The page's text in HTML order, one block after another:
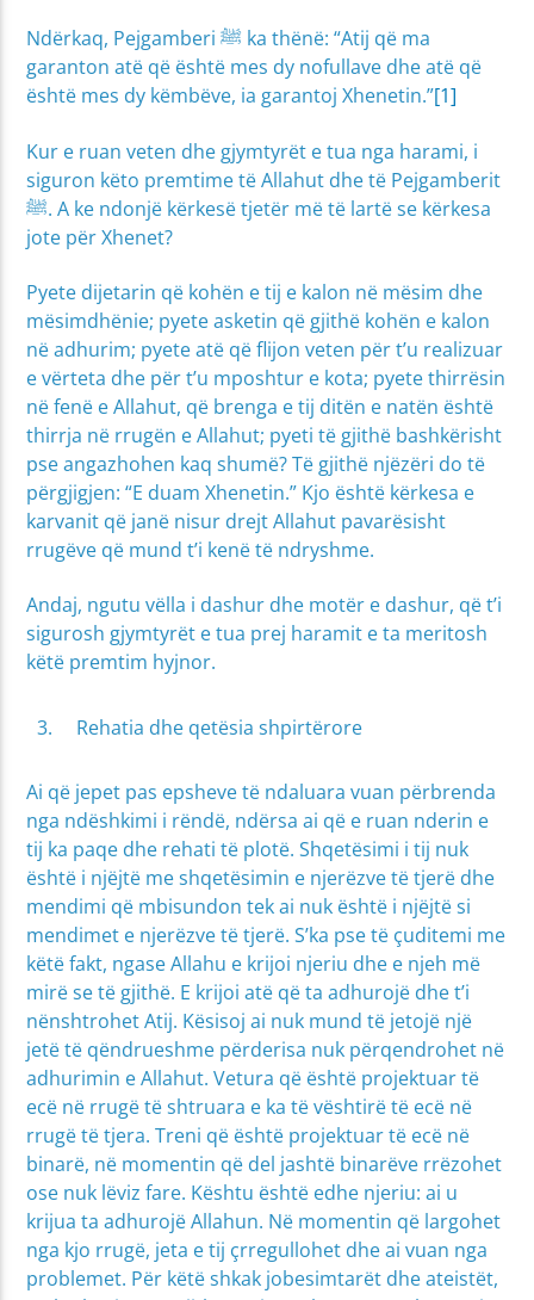
Ndërkaq, Pejgamberi ﷺ ka thënë: “Atij që ma
garanton atë që është mes dy nofullave dhe atë që
është mes dy këmbëve, ia garantoj Xhenetin.”[1]
Kur e ruan veten dhe gjymtyrët e tua nga harami, i
siguron këto premtime të Allahut dhe të Pejgamberit
ﷺ. A ke ndonjë kërkesë tjetër më të lartë se kërkesa
jote për Xhenet?
Pyete dijetarin që kohën e tij e kalon në mësim dhe
mësimdhënie; pyete asketin që gjithë kohën e kalon
në adhurim; pyete atë që flijon veten për t’u realizuar
e vërteta dhe për t’u mposhtur e kota; pyete thirrësin
në fenë e Allahut, që brenga e tij ditën e natën është
thirrja në rrugën e Allahut; pyeti të gjithë bashkërisht
pse angazhohen kaq shumë? Të gjithë njëzëri do të
përgjigjen: “E duam Xhenetin.” Kjo është kërkesa e
karvanit që janë nisur drejt Allahut pavarësisht
rrugëve që mund t’i kenë të ndryshme.
Andaj, ngutu vëlla i dashur dhe motër e dashur, që t’i
sigurosh gjymtyrët e tua prej haramit e ta meritosh
këtë premtim hyjnor.
Rehatia dhe qetësia shpirtërore
Ai që jepet pas epsheve të ndaluara vuan përbrenda
nga ndëshkimi i rëndë, ndërsa ai që e ruan nderin e
tij ka paqe dhe rehati të plotë. Shqetësimi i tij nuk
është i njëjtë me shqetësimin e njerëzve të tjerë dhe
mendimi që mbisundon tek ai nuk është i njëjtë si
mendimet e njerëzve të tjerë. S’ka pse të çuditemi me
këtë fakt, ngase Allahu e krijoi njeriu dhe e njeh më
mirë se të gjithë. E krijoi atë që ta adhurojë dhe t’i
nënshtrohet Atij. Kësisoj ai nuk mund të jetojë një
jetë të qëndrueshme përderisa nuk përqendrohet në
adhurimin e Allahut. Vetura që është projektuar të
ecë në rrugë të shtruara e ka të vështirë të ecë në
rrugë të tjera. Treni që është projektuar të ecë në
binarë, në momentin që del jashtë binarëve rrëzohet
ose nuk lëviz fare. Kështu është edhe njeriu: ai u
krijua ta adhurojë Allahun. Në momentin që largohet
nga kjo rrugë, jeta e tij çrregullohet dhe ai vuan nga
problemet. Për këtë shkak jobesimtarët dhe ateistët,